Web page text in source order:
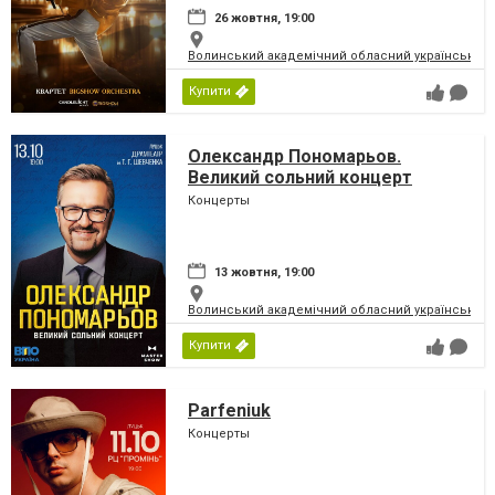
26 жовтня, 19:00
Волинський академічний обласний
Купити
Олександр Пономарьов.
Великий сольний концерт
Концерты
13 жовтня, 19:00
Волинський академічний обласний
Купити
Parfeniuk
Концерты